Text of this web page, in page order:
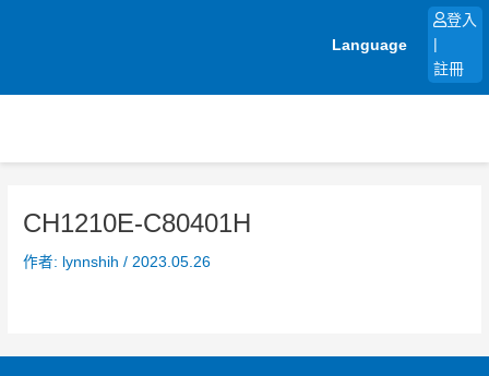
Language
登入
註冊
CH1210E-C80401H
作者: lynnshih/ 2023.05.26